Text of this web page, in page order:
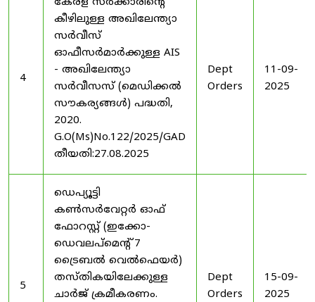
4
കീഴിലുള്ള അഖിലേന്ത്യാ
സർവീസ്
ഓഫീസർമാർക്കുള്ള AIS
- അഖിലേന്ത്യാ
സർവീസസ് (മെഡിക്കൽ
സൗകര്യങ്ങൾ) പദ്ധതി,
2020.
G.O(Ms)No.122/2025/GAD
തീയതി:27.08.2025
Dept
Orders
11-09-
2025
5
ഡെപ്യൂട്ടി
കൺസർവേറ്റർ ഓഫ്
ഫോറസ്റ്റ് (ഇക്കോ-
ഡെവലപ്മെന്റ് 7
ട്രൈബൽ വെൽഫെയർ)
തസ്തികയിലേക്കുള്ള
ചാർജ് ക്രമീകരണം.
Dept
Orders
15-09-
2025